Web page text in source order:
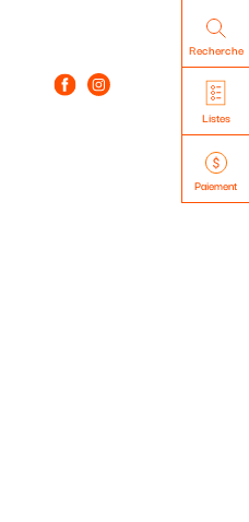
Recherche
Listes
Paiement